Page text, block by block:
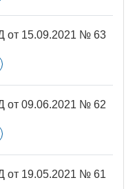
от 15.09.2021 № 63
от 09.06.2021 № 62
от 19.05.2021 № 61